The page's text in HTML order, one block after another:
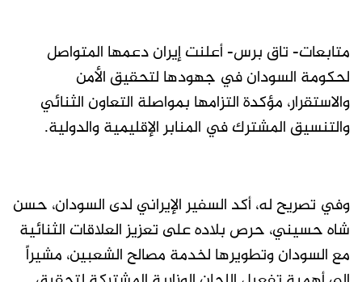
متابعات- تاق برس- أعلنت إيران دعمها المتواصل
لحكومة السودان في جهودها لتحقيق الأمن
والاستقرار، مؤكدة التزامها بمواصلة التعاون الثنائي
والتنسيق المشترك في المنابر الإقليمية والدولية.
وفي تصريح له، أكد السفير الإيراني لدى السودان، حسن
شاه حسيني، حرص بلاده على تعزيز العلاقات الثنائية
مع السودان وتطويرها لخدمة مصالح الشعبين، مشيراً